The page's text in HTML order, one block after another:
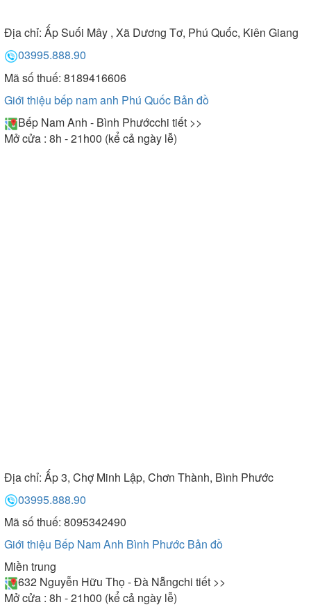
Địa chỉ: Ấp Suối Mây , Xã Dương Tơ, Phú Quốc, Kiên Giang
03995.888.90
Mã số thuế: 8189416606
Giới thiệu bếp nam anh Phú Quốc Bản đồ
Bếp Nam Anh - Bình Phướcchi tiết >>
Mở cửa : 8h - 21h00 (kể cả ngày lễ)
Địa chỉ: Ấp 3, Chợ Minh Lập, Chơn Thành, Bình Phước
03995.888.90
Mã số thuế: 8095342490
Giới thiệu Bếp Nam Anh Bình Phước Bản đồ
Miền trung
632 Nguyễn Hữu Thọ - Đà Nẵngchi tiết >>
Mở cửa : 8h - 21h00 (kể cả ngày lễ)